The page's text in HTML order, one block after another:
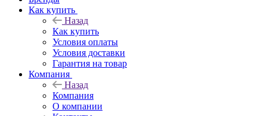
Как купить
Назад
Как купить
Условия оплаты
Условия доставки
Гарантия на товар
Компания
Назад
Компания
О компании